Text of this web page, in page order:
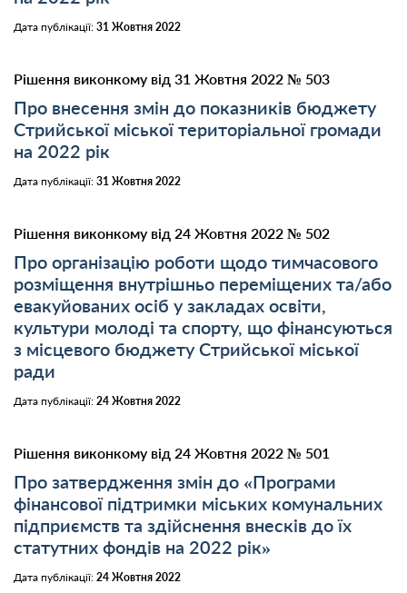
Дата публікації: 31 Жовтня 2022
Рішення виконкому від 31 Жовтня 2022 № 503
Про внесення змін до показників бюджету
Стрийської міської територіальної громади
на 2022 рік
Дата публікації: 31 Жовтня 2022
Рішення виконкому від 24 Жовтня 2022 № 502
Про організацію роботи щодо тимчасового
розміщення внутрішньо переміщених та/або
евакуйованих осіб у закладах освіти,
культури молоді та спорту, що фінансуються
з місцевого бюджету Стрийської міської
ради
Дата публікації: 24 Жовтня 2022
Рішення виконкому від 24 Жовтня 2022 № 501
Про затвердження змін до «Програми
фінансової підтримки міських комунальних
підприємств та здійснення внесків до їх
статутних фондів на 2022 рік»
Дата публікації: 24 Жовтня 2022